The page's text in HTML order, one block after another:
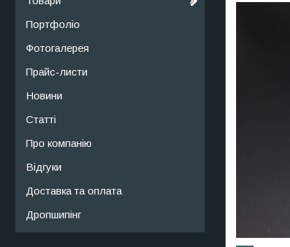
Портфоліо
Фотогалерея
Прайс-листи
Новини
Статті
Про компанію
Відгуки
Доставка та оплата
Дропшипінг